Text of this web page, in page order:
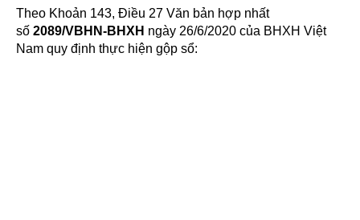
Theo Khoản 143, Điều 27 Văn bản hợp nhất
số 2089/VBHN-BHXH ngày 26/6/2020 của BHXH Việt
Nam quy định thực hiện gộp sổ: